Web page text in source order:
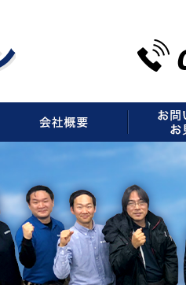
人のお客様へ 会社概要